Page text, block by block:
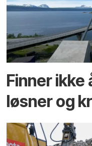
Finner ikke
løsner og